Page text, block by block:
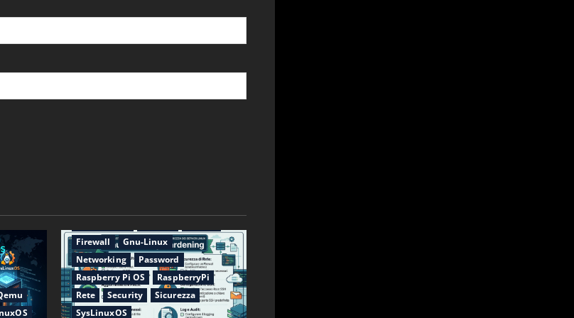
Firewall
Gnu-Linux
Networking
Password
Raspberry Pi OS
RaspberryPi
Rete
Security
Sicurezza
SysLinuxOS